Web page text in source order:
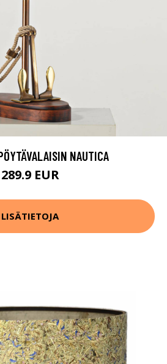
NAUTICA
289.9 EUR
LISÄTIETOJA